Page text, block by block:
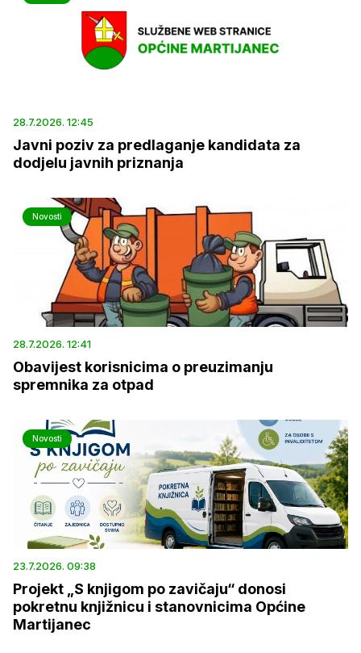
28.7.2026. 12:45
Javni poziv za predlaganje kandidata za
dodjelu javnih priznanja
Novosti
28.7.2026. 12:41
Obavijest korisnicima o preuzimanju
spremnika za otpad
Novosti
23.7.2026. 09:38
Projekt „S knjigom po zavičaju“ donosi
pokretnu knjižnicu i stanovnicima Općine
Martijanec